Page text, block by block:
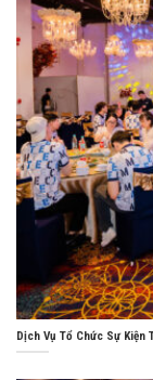
Dịch Vụ Tổ Chức Sự